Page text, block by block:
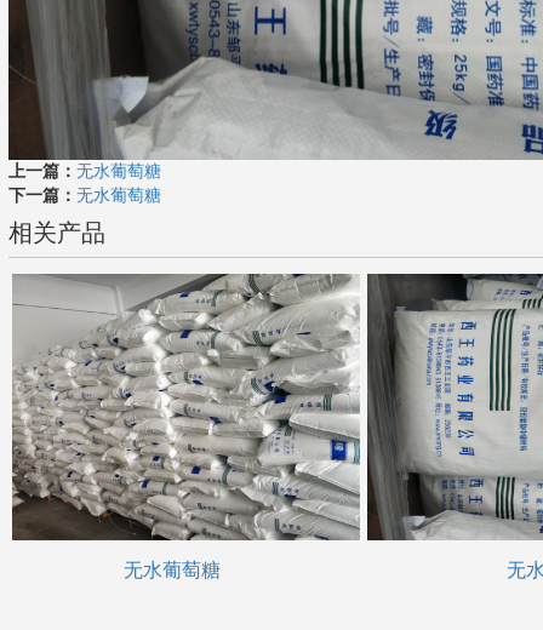
上一篇： 无水葡萄糖
下一篇： 无水葡萄糖
相关产品
无水葡萄糖 无水